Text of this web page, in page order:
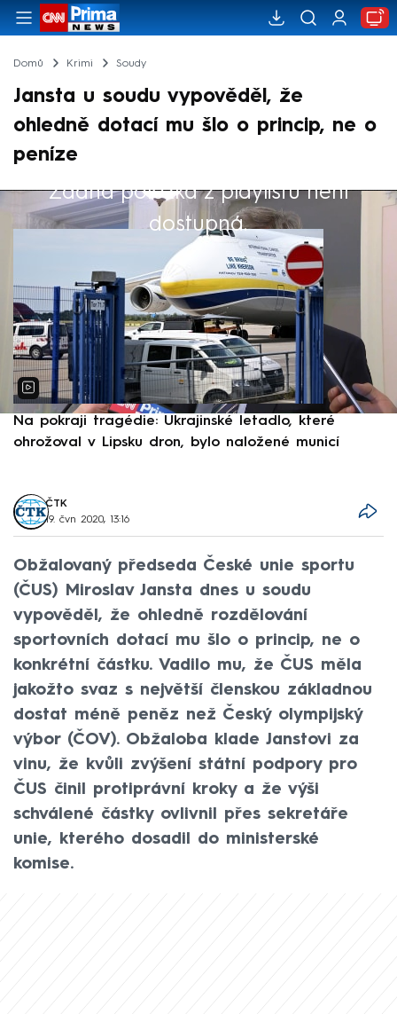
Domů Krimi Soudy
Jansta u soudu vypověděl, že
ohledně dotací mu šlo o princip, ne o
peníze
Žádná položka z playlistu není
dostupná.
Výběr redakce
Na pokraji tragédie: Ukrajinské letadlo, které
ohrožoval v Lipsku dron, bylo naložené municí
ČTK
19. čvn 2020, 13:16
Obžalovaný předseda České unie sportu
(ČUS) Miroslav Jansta dnes u soudu
vypověděl, že ohledně rozdělování
sportovních dotací mu šlo o princip, ne o
konkrétní částku. Vadilo mu, že ČUS měla
jakožto svaz s největší členskou základnou
dostat méně peněz než Český olympijský
výbor (ČOV). Obžaloba klade Janstovi za
vinu, že kvůli zvýšení státní podpory pro
ČUS činil protiprávní kroky a že výši
schválené částky ovlivnil přes sekretáře
unie, kterého dosadil do ministerské
komise.